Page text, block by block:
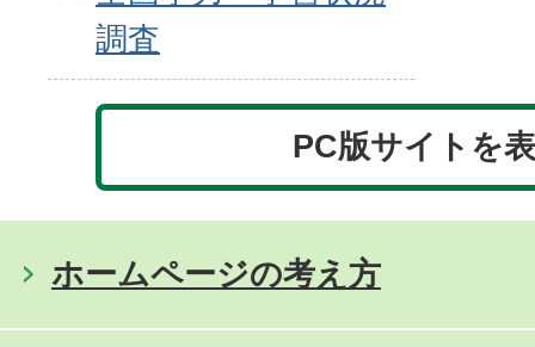
調査
PC版サイトを
ホームページの考え方